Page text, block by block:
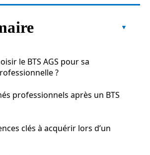
le BTS AGS pour sa
?
professionnels après un BTS
clés à acquérir lors d’un